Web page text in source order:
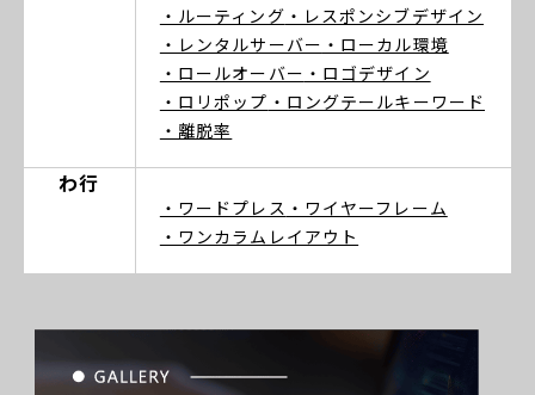
・ルーティング ・レスポンシブデザイン
・レンタルサーバー ・ローカル環境
・ロールオーバー ・ロゴデザイン
・ロリポップ ・ロングテールキーワード
・離脱率
わ行
・ワードプレス ・ワイヤーフレーム
・ワンカラムレイアウト